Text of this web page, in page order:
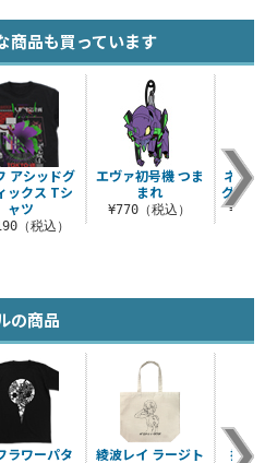
商品も買っています
アシッドグ
ックス Tシ
ャツ
（税込）
エヴァ初号機 つま
まれ
¥770（税込）
ネル
グスリ
の商品
ラワーパタ
綾波レイ ラージト
描き